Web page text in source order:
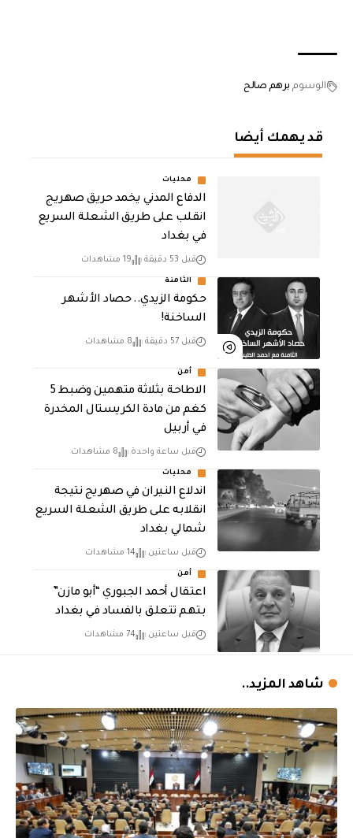
الوسوم برهم صالح
قد يهمك أيضا
محليات
الدفاع المدني يخمد حريق صهريج
انقلب على طريق الشعلة السريع
في بغداد
قبل 53 دقيقة 19 مشاهدات
الثامنة
حكومة الزيدي.. حصاد الأشهر
الساخنة!
قبل 57 دقيقة 8 مشاهدات
أمن
الاطاحة بثلاثة متهمين وضبط 5
كغم من مادة الكريستال المخدرة ​
في أربيل
قبل ساعة واحدة 8 مشاهدات
محليات
اندلاع النيران في صهريج نتيجة
انقلابه على طريق الشعلة السريع
شمالي بغداد
قبل ساعتين 14 مشاهدات
أمن
اعتقال أحمد الجبوري “أبو مازن”
بتهم تتعلق بالفساد في بغداد
قبل ساعتين 74 مشاهدات
شاهد المزيد..